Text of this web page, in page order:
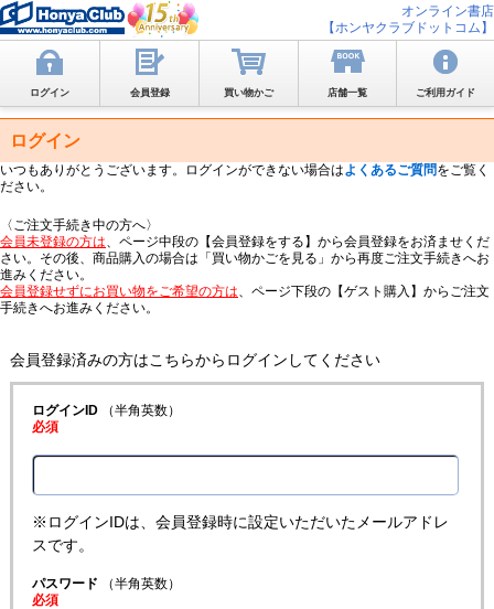
オンライン書店
【ホンヤクラブドットコム】
ログイン 会員登録 買い物かご 店舗一覧 ご利用ガイド
ログイン
いつもありがとうございます。ログインができない場合はよくあるご質問をご覧く
ださい。
〈ご注文手続き中の方へ〉
会員未登録の方は、ページ中段の【会員登録をする】から会員登録をお済ませくだ
さい。その後、商品購入の場合は「買い物かごを見る」から再度ご注文手続きへお
進みください。
会員登録せずにお買い物をご希望の方は、ページ下段の【ゲスト購入】からご注文
手続きへお進みください。
会員登録済みの方はこちらからログインしてください
ログインID（半角英数）
必須
※ログインIDは、会員登録時に設定いただいたメールアドレ
スです。
パスワード （半角英数）
必須